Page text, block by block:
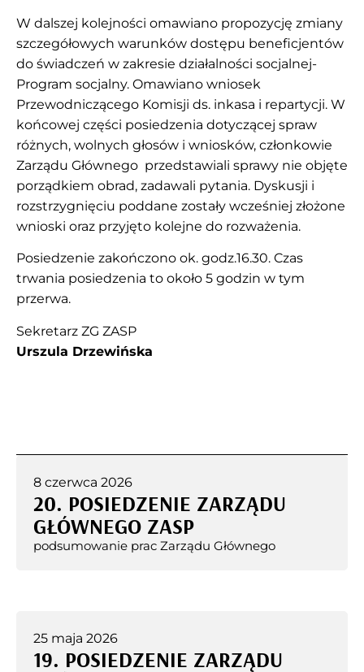
W dalszej kolejności omawiano propozycję zmiany
szczegółowych warunków dostępu beneficjentów
do świadczeń w zakresie działalności socjalnej-
Program socjalny. Omawiano wniosek
Przewodniczącego Komisji ds. inkasa i repartycji. W
końcowej części posiedzenia dotyczącej spraw
różnych, wolnych głosów i wniosków, członkowie
Zarządu Głównego przedstawiali sprawy nie objęte
porządkiem obrad, zadawali pytania. Dyskusji i
rozstrzygnięciu poddane zostały wcześniej złożone
wnioski oraz przyjęto kolejne do rozważenia.
Posiedzenie zakończono ok. godz.16.30. Czas
trwania posiedzenia to około 5 godzin w tym
przerwa.
Sekretarz ZG ZASP
Urszula Drzewińska
8 czerwca 2026
20. POSIEDZENIE ZARZĄDU
GŁÓWNEGO ZASP
podsumowanie prac Zarządu Głównego
25 maja 2026
19. POSIEDZENIE ZARZĄDU